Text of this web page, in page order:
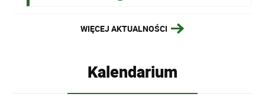
WIĘCEJ AKTUALNOŚCI
Kalendarium